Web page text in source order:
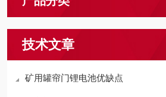
技术文章
矿用罐帘门锂电池优缺点